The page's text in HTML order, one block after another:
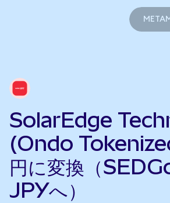
SolarEdge
(Ondo
円に変換（
JPYへ）